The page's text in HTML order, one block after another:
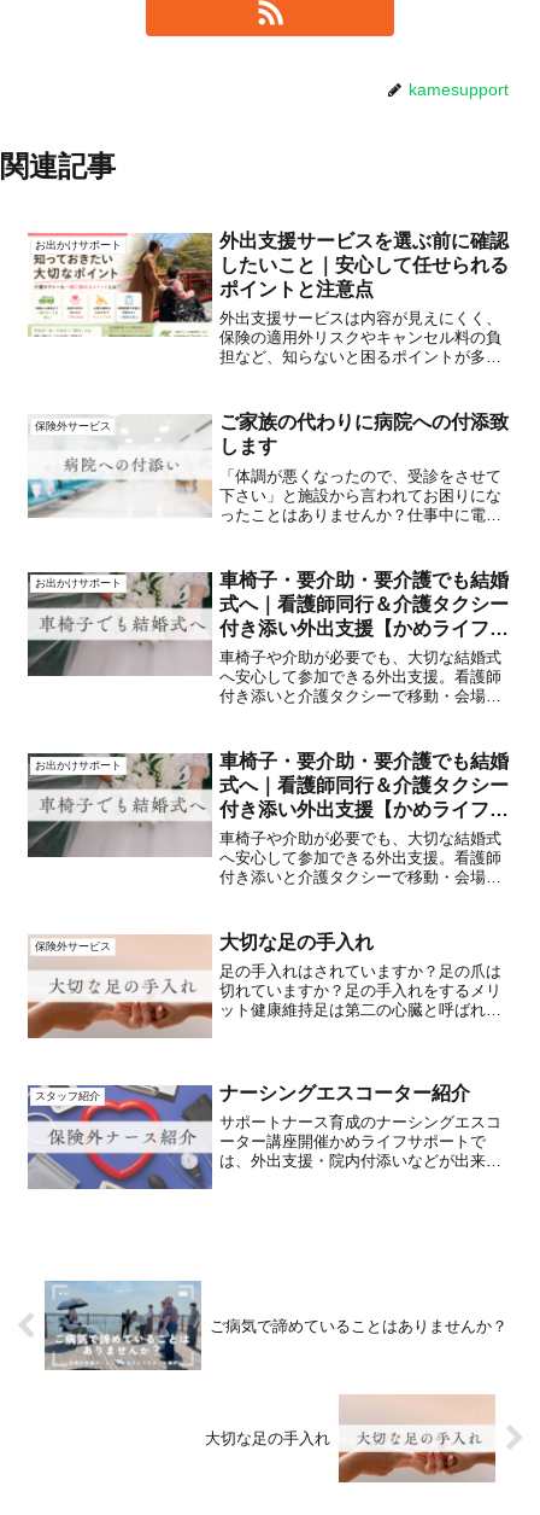
kamesupport
関連記事
お出かけサポート
外出支援サービスを選ぶ前に確認
したいこと｜安心して任せられる
ポイントと注意点
外出支援サービスは内容が見えにくく、
保険の適用外リスクやキャンセル料の負
担など、知らないと困るポイントが多く
保険外サービス
ご家族の代わりに病院への付添致
します
「体調が悪くなったので、受診をさせて
下さい」と施設から言われてお困りにな
ったことはありませんか？仕事中に電話
に伴い、日本全体で仕事をしながら家族
等の介護に従事する者（ビ...
お出かけサポート
車椅子・要介助・要介護でも結婚
式へ｜看護師同行＆介護タクシー
付き添い外出支援【かめライフサ
ポート神戸】
車椅子や介助が必要でも、大切な結婚式
へ安心して参加できる外出支援。看護師
付き添いと介護タクシーで移動・会場サ
す。
お出かけサポート
車椅子・要介助・要介護でも結婚
式へ｜看護師同行＆介護タクシー
付き添い外出支援【かめライフサ
ポート神戸】
車椅子や介助が必要でも、大切な結婚式
へ安心して参加できる外出支援。看護師
付き添いと介護タクシーで移動・会場サ
す。
保険外サービス 大切な足の手入れ
足の手入れはされていますか？足の爪は
切れていますか？足の手入れをするメリ
ット健康維持足は第二の心臓と呼ばれ、
ます。怪我の予防足裏の角質...
スタッフ紹介 ナーシングエスコーター紹介
サポートナース育成のナーシングエスコ
ーター講座開催かめライフサポートで
は、外出支援・院内付添いなどが出来る
ご病気で諦めていることはありませんか？
大切な足の手入れ